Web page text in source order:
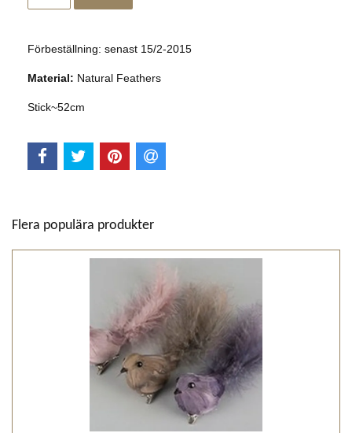
Förbeställning: senast 15/2-2015
Material: Natural Feathers
Stick~52cm
Flera populära produkter